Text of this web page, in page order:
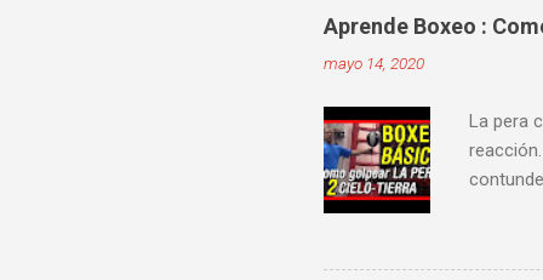
Aprende Boxeo :
mayo 14, 2020
La pera
videos